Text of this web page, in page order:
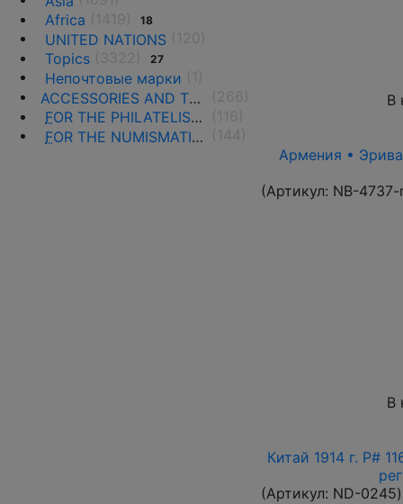
Africa
18
UNITED NATIONS
Topics
27
Непочтовые марки
ACCESSORIES AND THE LITERATURE
FOR THE PHILATELISTS
FOR THE NUMISMATISTS
В
Армения •
(Артикул: NB-4737-
В
Китай 1914 г. P#
(Артикул: ND-0245)